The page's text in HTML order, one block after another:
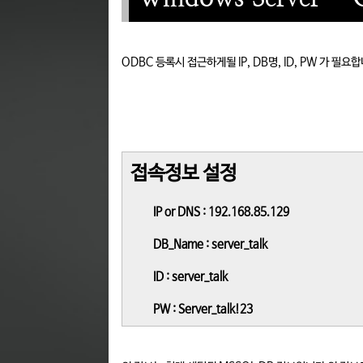
ODBC 등록시 접근하게될 IP, DB명, ID, PW 가 필요합
접속정보 설정
IP or DNS : 192.168.85.129
DB_Name : server_talk
ID : server_talk
PW : Server_talk!23